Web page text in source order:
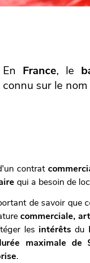
En France, le
connu sur le nom
contrat
qui a besoin de
de savoir que
commerciale,
les intérêts du
maximale de
.